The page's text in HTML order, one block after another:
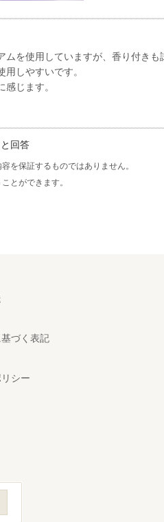
を使用していますが、香り付きも
しやすいです。
じます。
回答
を保証するものではありません。
とができます。
づく表記
シー